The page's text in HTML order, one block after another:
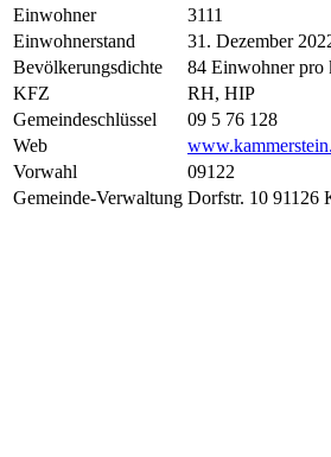
Einwohner
3111
Einwohnerstand
31. Dezember
Bevölkerungsdichte
84 Einwohner pro
KFZ
RH, HIP
Gemeindeschlüssel
09 5 76 128
Web
Vorwahl
09122
Gemeinde-Verwaltung Dorfstr. 10 91126